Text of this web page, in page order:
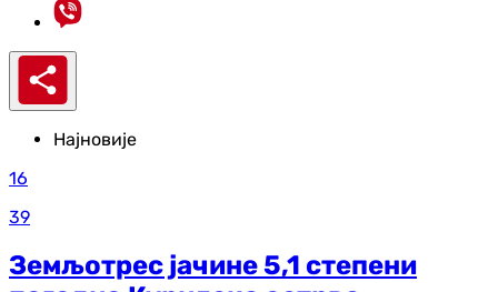
Најновије
16
39
Земљотрес јачине 5,1 степени